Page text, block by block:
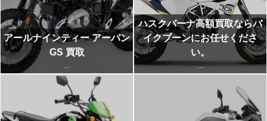
アールナインティー アーバン
GS 買取
ハスクバーナ高額買取ならバ
イクブーンにお任せくださ
い。
...